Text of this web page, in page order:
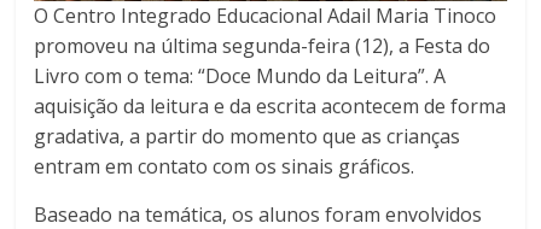
O Centro Integrado Educacional Adail Maria Tinoco
promoveu na última segunda-feira (12), a Festa do
Livro com o tema: “Doce Mundo da Leitura”. A
aquisição da leitura e da escrita acontecem de forma
gradativa, a partir do momento que as crianças
entram em contato com os sinais gráficos.
Baseado na temática, os alunos foram envolvidos